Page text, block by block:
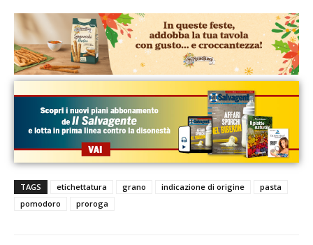
TAGS etichettatura grano indicazione di origine
pasta
pomodoro
proroga